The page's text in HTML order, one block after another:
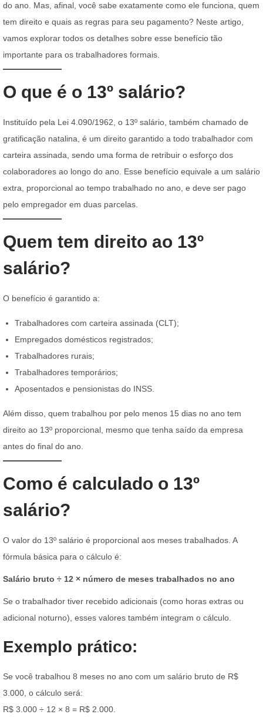
do ano. Mas, afinal, você sabe exatamente como ele funciona, quem
tem direito e quais as regras para seu pagamento? Neste artigo,
vamos explorar todos os detalhes sobre esse benefício tão
importante para os trabalhadores formais.
O que é o 13º salário?
Instituído pela Lei 4.090/1962, o 13º salário, também chamado de
gratificação natalina, é um direito garantido a todo trabalhador com
carteira assinada, sendo uma forma de retribuir o esforço dos
colaboradores ao longo do ano. Esse benefício equivale a um salário
extra, proporcional ao tempo trabalhado no ano, e deve ser pago
pelo empregador em duas parcelas.
Quem tem direito ao 13º
salário?
O benefício é garantido a:
Trabalhadores com carteira assinada (CLT);
Empregados domésticos registrados;
Trabalhadores rurais;
Trabalhadores temporários;
Aposentados e pensionistas do INSS.
Além disso, quem trabalhou por pelo menos 15 dias no ano tem
direito ao 13º proporcional, mesmo que tenha saído da empresa
antes do final do ano.
Como é calculado o 13º
salário?
O valor do 13º salário é proporcional aos meses trabalhados. A
fórmula básica para o cálculo é:
Salário bruto ÷ 12 × número de meses trabalhados no ano
Se o trabalhador tiver recebido adicionais (como horas extras ou
adicional noturno), esses valores também integram o cálculo.
Exemplo prático:
Se você trabalhou 8 meses no ano com um salário bruto de R$
3.000, o cálculo será:
R$ 3.000 ÷ 12 × 8 = R$ 2.000.